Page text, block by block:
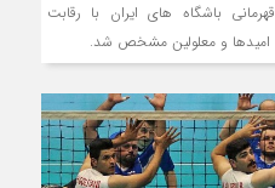
باشگاه های ایران با رقابت
امیدها و معلولین مشخص شد.